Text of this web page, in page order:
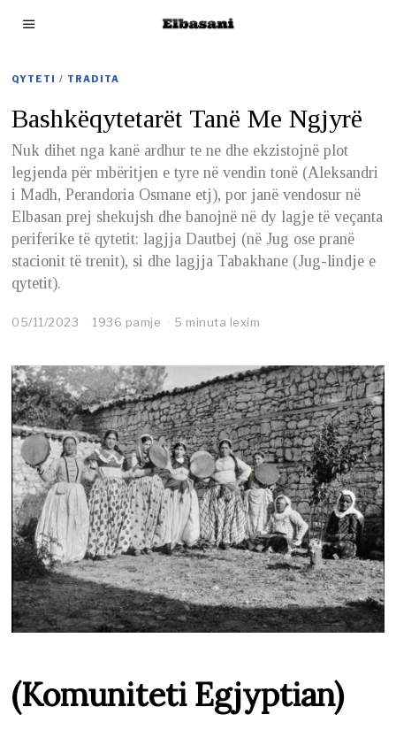
QYTETI / TRADITA
Bashkëqytetarët Tanë Me Ngjyrë
Nuk dihet nga kanë ardhur te ne dhe ekzistojnë plot
legjenda për mbëritjen e tyre në vendin tonë (Aleksandri
i Madh, Perandoria Osmane etj), por janë vendosur në
Elbasan prej shekujsh dhe banojnë në dy lagje të veçanta
periferike të qytetit: lagjja Dautbej (në Jug ose pranë
stacionit të trenit), si dhe lagjja Tabakhane (Jug-lindje e
qytetit).
05/11/2023 0
1
1
/
2
0
2
3
1936 pamje 5 minuta lexim
(Komuniteti Egjyptian)